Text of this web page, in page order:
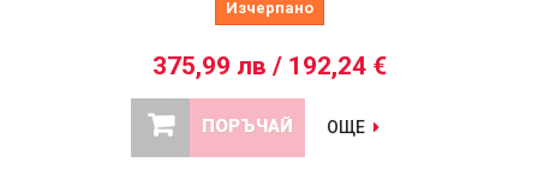
Изчерпано
375,99 лв / 192,24 €
ПОРЪЧАЙ ОЩЕ